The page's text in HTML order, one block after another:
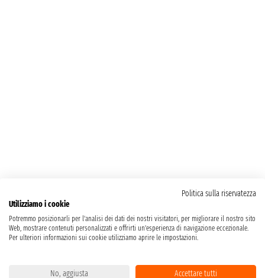
Politica sulla riservatezza
Utilizziamo i cookie
Potremmo posizionarli per l'analisi dei dati dei nostri visitatori, per migliorare il nostro sito
Web, mostrare contenuti personalizzati e offrirti un'esperienza di navigazione eccezionale.
Per ulteriori informazioni sui cookie utilizziamo aprire le impostazioni.
No, aggiusta Accettare tutti